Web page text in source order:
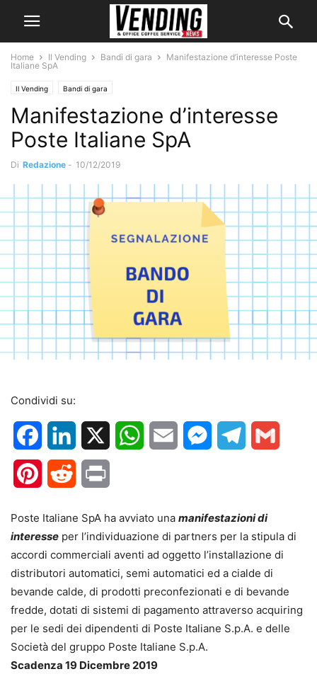
Home Il Vending Bandi di gara
Manifestazione d’interesse Poste
Italiane SpA
Il Vending Bandi di gara
Manifestazione d’interesse
Poste Italiane SpA
Di Redazione - 10/12/2019
Condividi su:
FacebookLinkedIn WhatsApp
Email MessengerTelegram
PinterestReddit
Poste Italiane SpA ha avviato una manifestazioni di
interesse per l’individuazione di partners per la stipula di
accordi commerciali aventi ad oggetto l’installazione di
distributori automatici, semi automatici ed a cialde di
bevande calde, di prodotti preconfezionati e di bevande
fredde, dotati di sistemi di pagamento attraverso acquiring
per le sedi dei dipendenti di Poste Italiane S.p.A. e delle
Società del gruppo Poste Italiane S.p.A.
Scadenza 19 Dicembre 2019